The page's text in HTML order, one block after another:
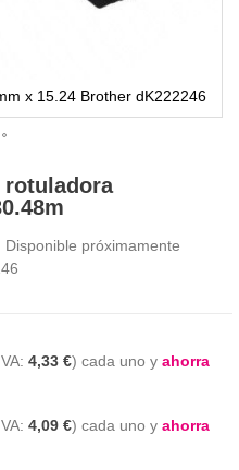
x 15.24 Brother dK222246
rotuladora
Disponible próximamente
4,33 € cada uno y ahorra
4,09 € cada uno y ahorra